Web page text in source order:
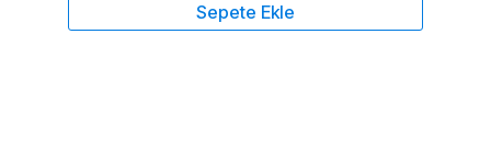
Sepete Ekle